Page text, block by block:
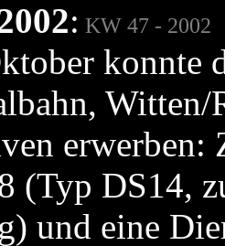
: KW 47 - 2002
konnte
Witten/
erwerben:
(Typ DS14,
und eine